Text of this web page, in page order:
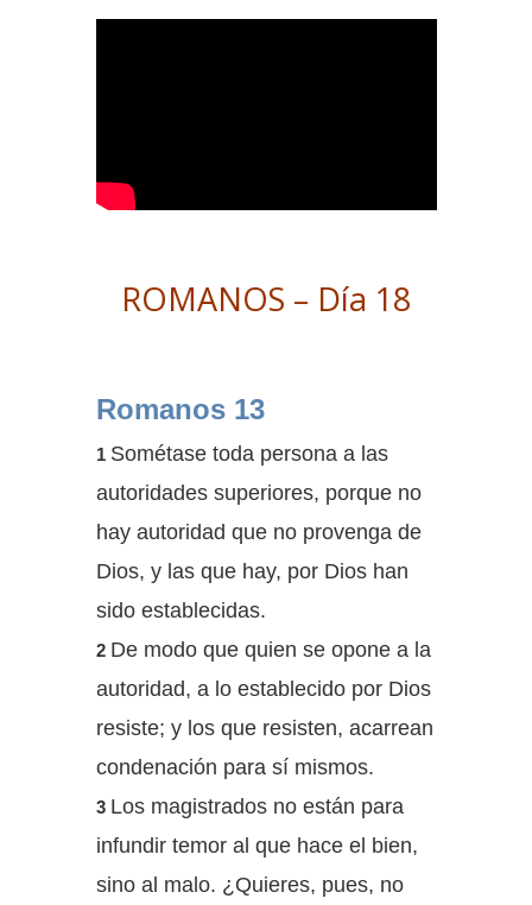
ROMANOS – Día 18
Romanos 13
1 Sométase toda persona a las
autoridades superiores, porque no
hay autoridad que no provenga de
Dios, y las que hay, por Dios han
sido establecidas.
2 De modo que quien se opone a la
autoridad, a lo establecido por Dios
resiste; y los que resisten, acarrean
condenación para sí mismos.
3 Los magistrados no están para
infundir temor al que hace el bien,
sino al malo. ¿Quieres, pues, no